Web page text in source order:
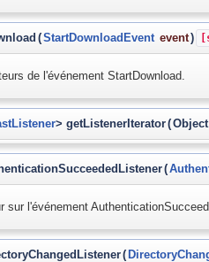
(StartDownloadEvent event)
de l'événement StartDownload.
> getListenerIterator(
(
sur l'événement
(